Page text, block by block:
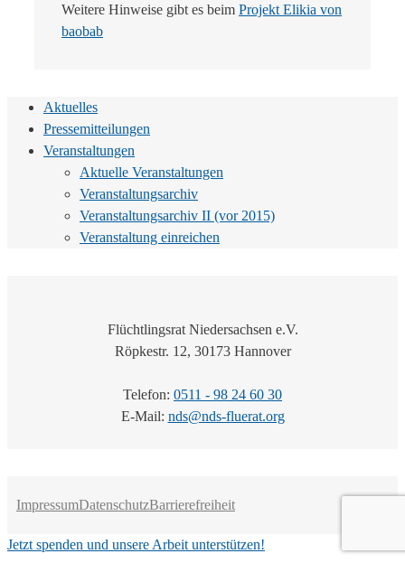
Weitere Hinweise gibt es beim Projekt Elikia von
baobab
Aktuelles
Pressemitteilungen
Veranstaltungen
Aktuelle Veranstaltungen
Veranstaltungsarchiv
Veranstaltungsarchiv II (vor 2015)
Veranstaltung einreichen
Flüchtlingsrat Niedersachsen e.V.
Röpkestr. 12, 30173 Hannover
Telefon: 0511 - 98 24 60 30
E-Mail: nds@nds-fluerat.org
ImpressumDatenschutzBarrierefreiheit
Jetzt spenden und unsere Arbeit unterstützen!